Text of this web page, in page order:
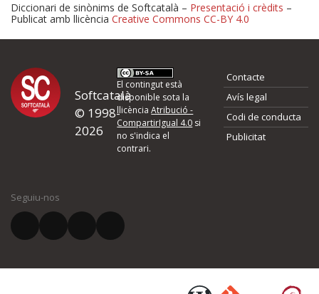
Proposeu-nos millores o
d'errors
Si heu trobat un error o voleu proposar alguna millora, ompliu els
quina és la millora que proposeu o l'error del qual voleu informar-
El vostre correu electrònic *
Diccionari de sinònims de Softcatalà – Presentació i crèdits –
Publicat amb llicència Creative Commons CC-BY 4.0
Softcatalà
© 1998-
2026
El contingut està
disponible sota la
llicènciaAtribució -
CompartirIgual 4.0 si
no s'indica el
contrari.
Contacte
Avís legal
Codi de conducta
Publicitat
Seguiu-nos